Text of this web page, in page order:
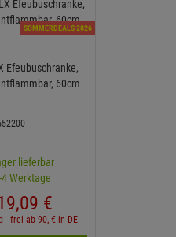
SOMMERDEALS 2026
Efeubuschranke,
60cm
lieferbar
Werktage
09 €
- frei ab 90,-€ in DE